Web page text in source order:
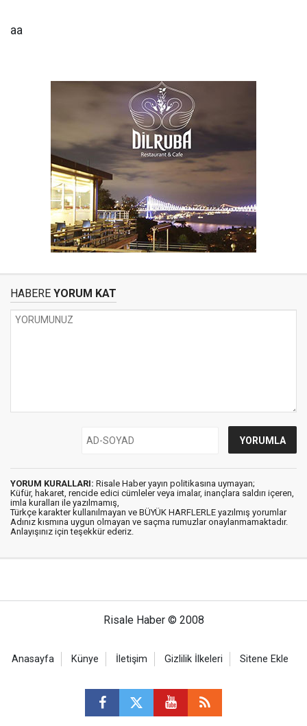
aa
HABERE YORUM KAT
YORUM KURALLARI: Risale Haber yayın politikasına uymayan;
Küfür, hakaret, rencide edici cümleler veya imalar, inançlara saldırı içeren,
imla kuralları ile yazılmamış,
Türkçe karakter kullanılmayan ve BÜYÜK HARFLERLE yazılmış yorumlar
Adınız kısmına uygun olmayan ve saçma rumuzlar onaylanmamaktadır.
Anlayışınız için teşekkür ederiz.
Risale Haber © 2008
Anasayfa Künye İletişim Gizlilik İlkeleri Sitene Ekle